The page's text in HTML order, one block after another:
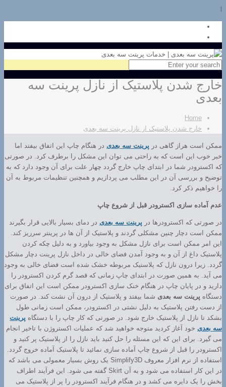
خارج شدن پلاستیک از نازل پرینت سه
بعدی
Home
خارج شدن پلاستیک از نازل پرینت سه بعدی
ممکن است هراز گاهی در پرینت سه بعدی در هنگام چاپ این اتفاق بیفتد اما
خبر خوب این است که به راحتی می توان این مشکل را برطرف کرد. در صورتی
که اکسترودر شما در ابتدای چاپ خارج گردد چهار علت برای آن وجود دارد که به
توضیح و بررسی آن در این مطلب می پردازیم و همچنین تنظیمات مربوط به آن
را خواهیم ذکر کرد.
عدم آماده سازی اکسترودر قبل از شروع چاپ
در صورتی که اکسترودرها در پرینت سه بعدی در دمای بسیار بالایی قرار بگیرند
ممکن است دچار چنین مشکلی گردند و پلاستیک از آن ها در پرینتر سرریز کند.
این امر ممکن است برای نازل مشکل به وجود بیاورد و به دلیل چکه کردن
پلاستیک داغ از آن و به وجود آمدن فضای خالی در داخل نازل پرینت دچار مشکل
گردد. زیرا درون نازل که پلاستیک مربوطه خشک شده است فضای خالی به وجود
می آید. به همین صورت در ابتدای چاپ زمانی که قصد گرم کردن اکسترودر را
دارید و در پایان چاپ در هنگام خنک سازی اکسترودر ممکن است این اتفاق برای
دستگاه پرینت سه بعدی شما بیفتد و پلاستیک از درون آن نشت کند. در صورت
از دست رفتن پلاستیک به دلیل نشتی در اکسترودر، ممکن است زمانی طول
بشکد تا نازل از پلاستیک خارج شود. در صورتی که کار چاپ را با دستگاه پرینت
سه بعدی خود آغاز کردید متوجه خواهید شد که عملیات اکستروژن با تاخیر انجام
می گیرد. برای این که این مسئله را حل کنید باید نازل را از پلاستیک پر کنید و
اکسترودر را قبل از شروع چاپ آماده سازی نمائید تا پلاستیک آماده خروج گردد.
استفاده از نرم افزار معروف Simplify3D یک روش بسیار معمولی می باشد که
در این کار استفاده می شود و به آن Skirt گفته می شود. این فرآیند اطراف
بخش را یک دایره می کشد و در هنگام فرآیند اکسترودر را پر از پلاستیک می